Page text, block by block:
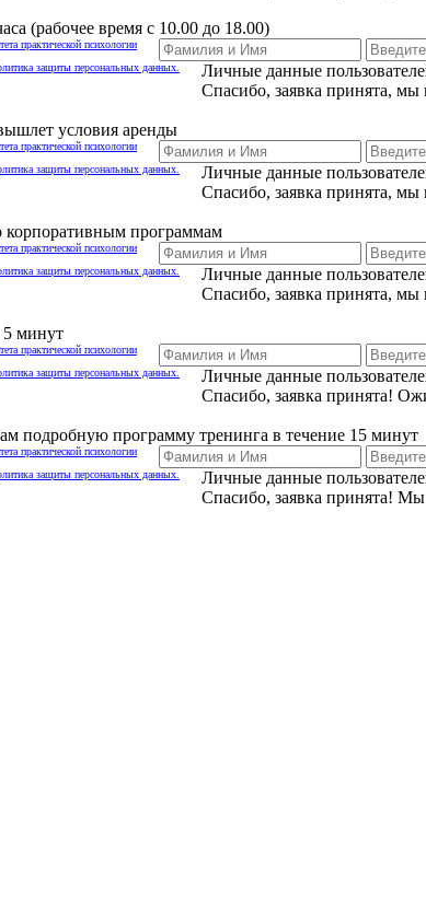
(рабочее время с 10.00 до 18.00)
практической психологии
защиты персональных данных. Личные данные
Спасибо, заявка принята,
условия аренды
практической психологии
защиты персональных данных. Личные данные
Спасибо, заявка принята,
корпоративным программам
практической психологии
защиты персональных данных. Личные данные
Спасибо, заявка принята,
5 минут
практической психологии
защиты персональных данных. Личные данные
Спасибо, заявка принята!
подробную программу тренинга в течение 15 минут
практической психологии
защиты персональных данных. Личные данные
Спасибо, заявка принята!